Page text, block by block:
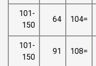
=104
64
101-
150
=108
91
101-
150